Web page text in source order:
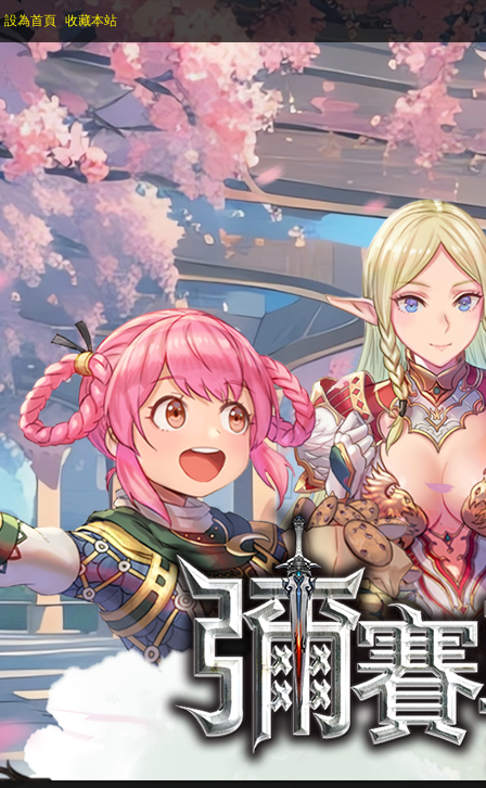
設為首頁 收藏本站